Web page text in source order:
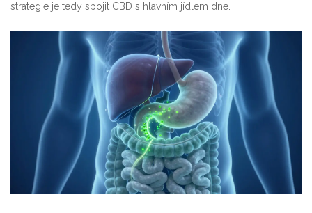
strategie je tedy spojit CBD s hlavním jídlem dne.